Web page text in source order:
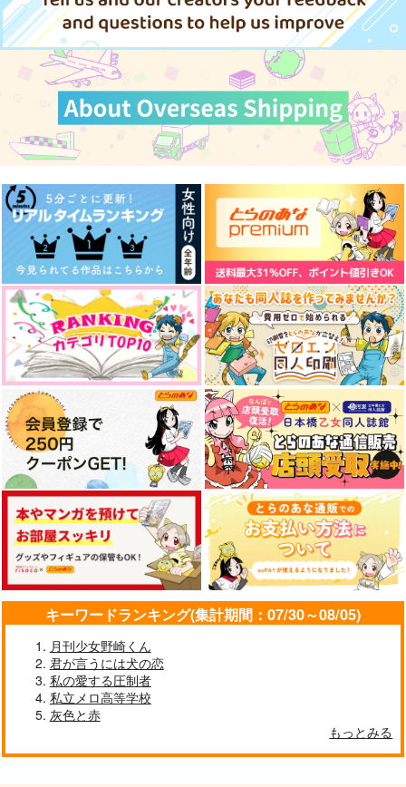
キーワードランキング(集計期間：07/30～08/05)
月刊少女野崎くん
君が言うには犬の恋
私の愛する圧制者
私立メロ高等学校
灰色と赤
もっとみる